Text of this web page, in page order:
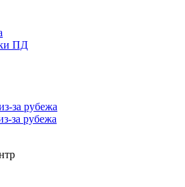
ПД
за рубежа
за рубежа